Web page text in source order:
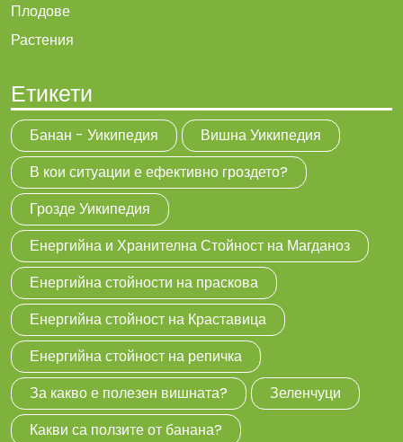
Плодове
Растения
Етикети
Банан - Уикипедия
Вишна Уикипедия
В кои ситуации е ефективно гроздето?
Грозде Уикипедия
Енергийна и Хранителна Стойност на Магданоз
Енергийна стойности на праскова
Енергийна стойност на Краставица
Енергийна стойност на репичка
За какво е полезен вишната?
Зеленчуци
Какви са ползите от банана?